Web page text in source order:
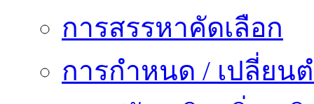
การสรรหาคัดเลือก
การกำหนด / เปลี่ยน